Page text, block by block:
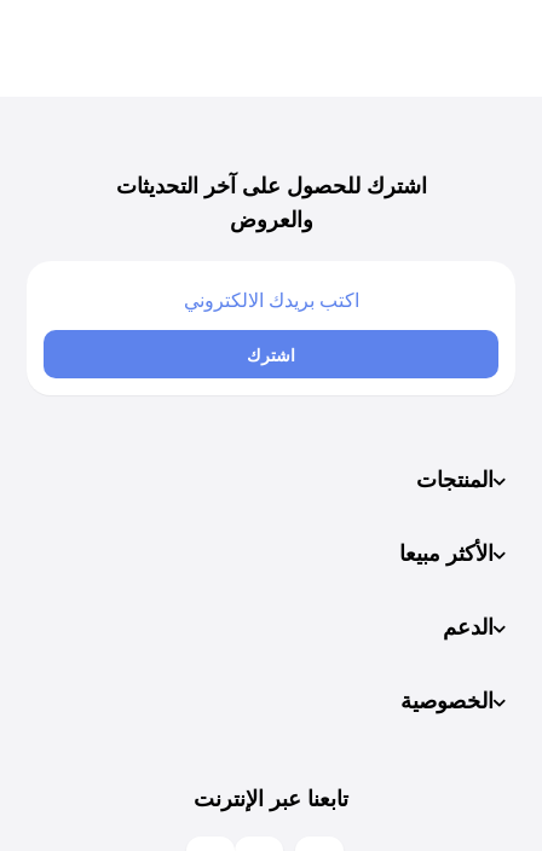
اشترك للحصول على آخر التحديثات
والعروض
اشترك
المنتجات
الأكثر مبيعا
الدعم
الخصوصية
تابعنا عبر الإنترنت